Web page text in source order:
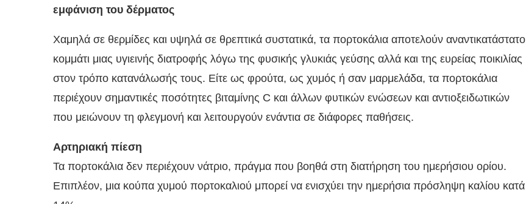
εμφάνιση του δέρματος
Χαμηλά σε θερμίδες και υψηλά σε θρεπτικά συστατικά, τα πορτοκάλια αποτελούν αναντικατάστατο
κομμάτι μιας υγιεινής διατροφής λόγω της φυσικής γλυκιάς γεύσης αλλά και της ευρείας ποικιλίας
στον τρόπο κατανάλωσής τους. Είτε ως φρούτα, ως χυμός ή σαν μαρμελάδα, τα πορτοκάλια
περιέχουν σημαντικές ποσότητες βιταμίνης C και άλλων φυτικών ενώσεων και αντιοξειδωτικών
που μειώνουν τη φλεγμονή και λειτουργούν ενάντια σε διάφορες παθήσεις.
Αρτηριακή πίεση
Τα πορτοκάλια δεν περιέχουν νάτριο, πράγμα που βοηθά στη διατήρηση του ημερήσιου ορίου.
Επιπλέον, μια κούπα χυμού πορτοκαλιού μπορεί να ενισχύει την ημερήσια πρόσληψη καλίου κατά